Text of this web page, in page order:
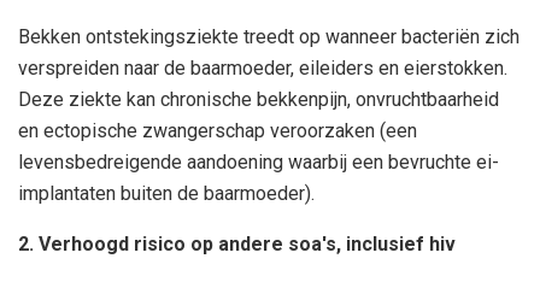
Bekken ontstekingsziekte treedt op wanneer bacteriën zich
verspreiden naar de baarmoeder, eileiders en eierstokken.
Deze ziekte kan chronische bekkenpijn, onvruchtbaarheid
en ectopische zwangerschap veroorzaken (een
levensbedreigende aandoening waarbij een bevruchte ei-
implantaten buiten de baarmoeder).
2. Verhoogd risico op andere soa's, inclusief hiv